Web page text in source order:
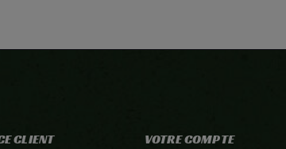
CLIENT VOTRE COMPTE